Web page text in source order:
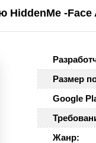
HiddenMe -
Размер
Google
Жанр: